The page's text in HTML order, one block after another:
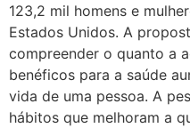
123,2 mil homens e
Estados Unidos. A
compreender o quanto a
benéficos para a saúde
vida de uma pessoa. A
hábitos que melhoram a